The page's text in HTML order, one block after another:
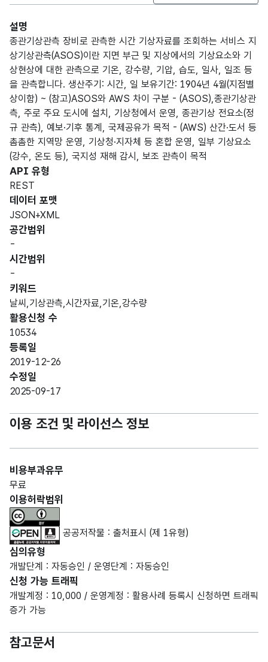
설명
종관기상관측 장비로 관측한 시간 기상자료를 조회하는 서비스 지
상기상관측(ASOS)이란 지면 부근 및 지상에서의 기상요소와 기
상현상에 대한 관측으로 기온, 강수량, 기압, 습도, 일사, 일조 등
을 관측합니다. 생산주기: 시간, 일 보유기간: 1904년 4월(지점별
상이함) ~ (참고)ASOS와 AWS 차이 구분 - (ASOS),종관기상관
측, 주로 주요 도시에 설치, 기상청에서 운영, 종관기상 전요소(정
규 관측), 예보·기후 통계, 국제공유가 목적 - (AWS) 산간·도서 등
촘촘한 지역망 운영, 기상청·지자체 등 혼합 운영, 일부 기상요소
(강수, 온도 등), 국지성 재해 감시, 보조 관측이 목적
API 유형
REST
데이터 포맷
JSON+XML
공간범위
-
시간범위
-
키워드
날씨,기상관측,시간자료,기온,강수량
활용신청 수
10534
등록일
2019-12-26
수정일
2025-09-17
이용 조건 및 라이선스 정보
비용부과유무
무료
이용허락범위
공공저작물 : 출처표시 (제 1유형)
심의유형
개발단계 : 자동승인 / 운영단계 : 자동승인
신청 가능 트래픽
개발계정 : 10,000 / 운영계정 : 활용사례 등록시 신청하면 트래픽
증가 가능
참고문서